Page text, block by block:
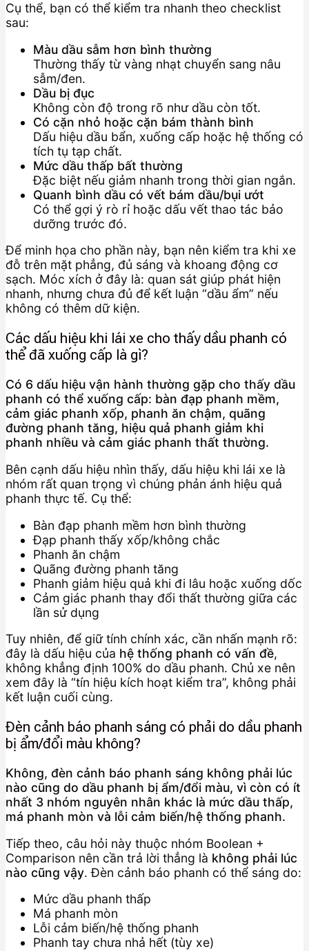
Cụ thể, bạn có thể kiểm tra nhanh theo checklist
sau:
Màu dầu sẫm hơn bình thường
Thường thấy từ vàng nhạt chuyển sang nâu
sẫm/đen.
Dầu bị đục
Không còn độ trong rõ như dầu còn tốt.
Có cặn nhỏ hoặc cặn bám thành bình
Dấu hiệu dầu bẩn, xuống cấp hoặc hệ thống có
tích tụ tạp chất.
Mức dầu thấp bất thường
Đặc biệt nếu giảm nhanh trong thời gian ngắn.
Quanh bình dầu có vết bám dầu/bụi ướt
Có thể gợi ý rò rỉ hoặc dấu vết thao tác bảo
dưỡng trước đó.
Để minh họa cho phần này, bạn nên kiểm tra khi xe
đỗ trên mặt phẳng, đủ sáng và khoang động cơ
sạch. Móc xích ở đây là: quan sát giúp phát hiện
nhanh, nhưng chưa đủ để kết luận “dầu ẩm” nếu
không có thêm dữ kiện.
Các dấu hiệu khi lái xe cho thấy dầu phanh có
thể đã xuống cấp là gì?
Có 6 dấu hiệu vận hành thường gặp cho thấy dầu
phanh có thể xuống cấp: bàn đạp phanh mềm,
cảm giác phanh xốp, phanh ăn chậm, quãng
đường phanh tăng, hiệu quả phanh giảm khi
phanh nhiều và cảm giác phanh thất thường.
Bên cạnh dấu hiệu nhìn thấy, dấu hiệu khi lái xe là
nhóm rất quan trọng vì chúng phản ánh hiệu quả
phanh thực tế. Cụ thể:
Bàn đạp phanh mềm hơn bình thường
Đạp phanh thấy xốp/không chắc
Phanh ăn chậm
Quãng đường phanh tăng
Phanh giảm hiệu quả khi đi lâu hoặc xuống dốc
Cảm giác phanh thay đổi thất thường giữa các
lần sử dụng
Tuy nhiên, để giữ tính chính xác, cần nhấn mạnh rõ:
đây là dấu hiệu của hệ thống phanh có vấn đề,
không khẳng định 100% do dầu phanh. Chủ xe nên
xem đây là “tín hiệu kích hoạt kiểm tra”, không phải
kết luận cuối cùng.
Đèn cảnh báo phanh sáng có phải do dầu phanh
bị ẩm/đổi màu không?
Không, đèn cảnh báo phanh sáng không phải lúc
nào cũng do dầu phanh bị ẩm/đổi màu, vì còn có ít
nhất 3 nhóm nguyên nhân khác là mức dầu thấp,
má phanh mòn và lỗi cảm biến/hệ thống phanh.
Tiếp theo, câu hỏi này thuộc nhóm Boolean +
Comparison nên cần trả lời thẳng là không phải lúc
nào cũng vậy. Đèn cảnh báo phanh có thể sáng do:
Mức dầu phanh thấp
Má phanh mòn
Lỗi cảm biến/hệ thống phanh
Phanh tay chưa nhả hết (tùy xe)